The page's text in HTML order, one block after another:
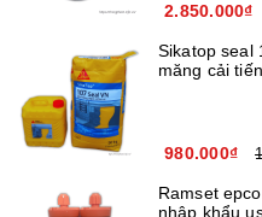
2.850.000₫
Sikatop seal
măng cải
980.000₫
Ramset
nhập khẩu